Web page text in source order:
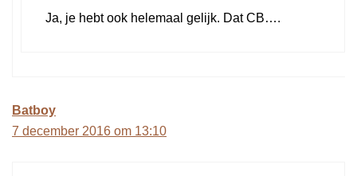
Ja, je hebt ook helemaal gelijk. Dat CB….
Batboy
7 december 2016 om 13:10